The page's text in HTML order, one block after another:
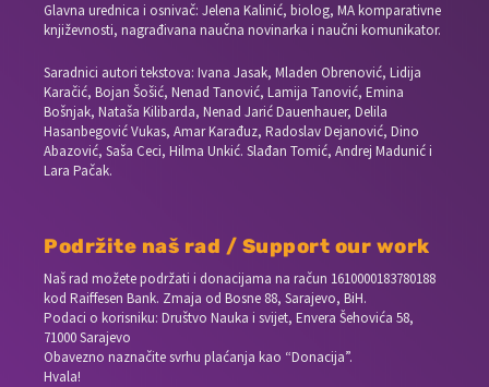
Glavna urednica i osnivač: Jelena Kalinić, biolog, MA komparativne
književnosti, nagrađivana naučna novinarka i naučni komunikator.
Saradnici autori tekstova: Ivana Jasak, Mladen Obrenović, Lidija
Karačić, Bojan Šošić, Nenad Tanović, Lamija Tanović, Emina
Bošnjak, Nataša Kilibarda, Nenad Jarić Dauenhauer, Delila
Hasanbegović Vukas, Amar Karađuz, Radoslav Dejanović, Dino
Abazović, Saša Ceci, Hilma Unkić. Slađan Tomić, Andrej Madunić i
Lara Pačak.
Podržite naš rad / Support our work
Naš rad možete podržati i donacijama na račun 1610000183780188
kod Raiffesen Bank. Zmaja od Bosne 88, Sarajevo, BiH.
Podaci o korisniku: Društvo Nauka i svijet, Envera Šehovića 58,
71000 Sarajevo
Obavezno naznačite svrhu plaćanja kao “Donacija”.
Hvala!